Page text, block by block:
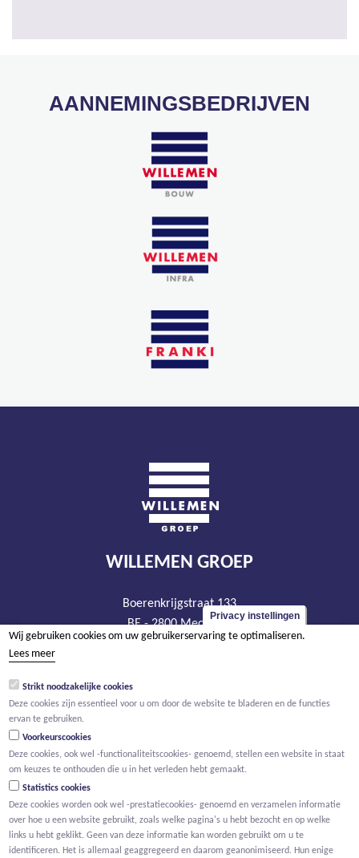
AANNEMINGSBEDRIJVEN
WILLEMEN GROEP
Boerenkrijgstraat 133
BE - 2800 Mechelen
tel +32 15 569 965
BTW BE 0466.256.432
Privacy instellingen
Wij gebruiken cookies om uw gebruikerservaring te optimaliseren.
Lees meer
Strikt noodzakelijke cookies
Deze cookies zijn essentieel voor u om door de website te bladeren en de functies
ervan te gebruiken.
Voorkeurscookies
Deze cookies, ook wel -functionaliteitscookies- genoemd, stellen een website in staat
om keuzes te onthouden die u in het verleden hebt gemaakt.
Statistics cookies
Deze cookies worden ook wel -prestatiecookies- genoemd en verzamelen informatie
over hoe u een website gebruikt, zoals welke pagina's u hebt bezocht en op welke
links u hebt geklikt. Geen van deze informatie kan worden gebruikt om u te
identificeren. Het is allemaal geaggregeerd en daarom geanonimiseerd. Hun enige